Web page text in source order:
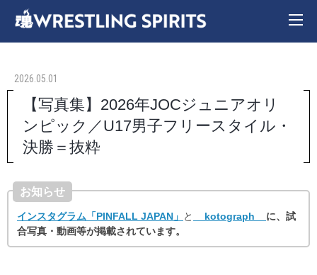
2026.05.01
【写真集】2026年JOCジュニアオリ
ンピック／U17男子フリースタイル・
決勝＝抜粋
お知らせ
インスタグラム「PINFALL JAPAN」 と __kotograph__ に、試
合写真・動画等が掲載されています。